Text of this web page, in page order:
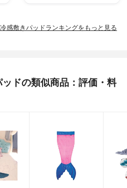
冷感敷きパッドランキングをもっと見る
ドの類似商品：評価・料